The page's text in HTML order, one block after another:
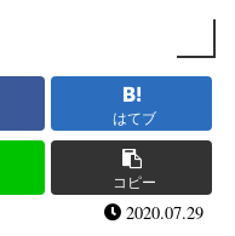
はてブ
コピー
2020.07.29